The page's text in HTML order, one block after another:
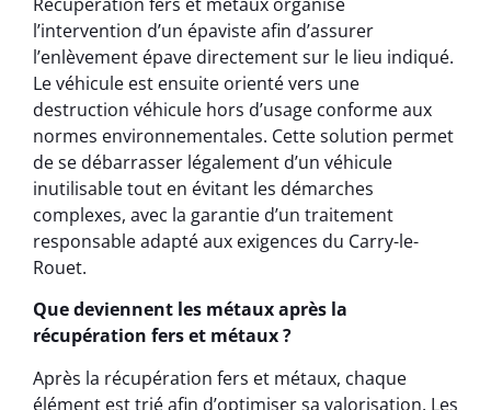
l’intervention d’un épaviste afin d’assurer
l’enlèvement épave directement sur le lieu indiqué.
Le véhicule est ensuite orienté vers une
destruction véhicule hors d’usage conforme aux
normes environnementales. Cette solution permet
de se débarrasser légalement d’un véhicule
inutilisable tout en évitant les démarches
complexes, avec la garantie d’un traitement
responsable adapté aux exigences du Carry-le-
Rouet.
Que deviennent les métaux après la
récupération fers et métaux ?
Après la récupération fers et métaux, chaque
élément est trié afin d’optimiser sa valorisation. Les